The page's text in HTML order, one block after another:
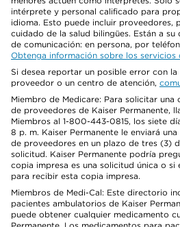
intérprete y personal calificado para
idioma. Esto puede incluir proveedores,
cuidado de la salud bilingües. Están a
de comunicación: en persona, por
Obtenga información sobre los
Si desea reportar un posible error con
proveedor o un centro de atención,
Miembro de Medicare: Para solicitar
de proveedores de Kaiser Permanente,
Miembros al 1-800-443-0815, los siete
8 p. m. Kaiser Permanente le enviará
de proveedores en un plazo de tres (3)
solicitud. Kaiser Permanente podría
copia impresa es una solicitud única o si
para recibir esta copia impresa.
Miembros de Medi-Cal: Este directorio
pacientes ambulatorios de Kaiser
puede obtener cualquier medicamento